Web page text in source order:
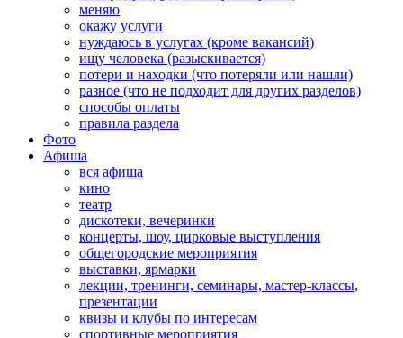
меняю
окажу услуги
нуждаюсь в услугах (кроме вакансий)
ищу человека (разыскивается)
потери и находки (что потеряли или нашли)
разное (что не подходит для других разделов)
способы оплаты
правила раздела
Фото
Афиша
вся афиша
кино
театр
дискотеки, вечеринки
концерты, шоу, цирковые выступления
общегородские мероприятия
выставки, ярмарки
лекции, тренинги, семинары, мастер-классы,
презентации
квизы и клубы по интересам
спортивные мероприятия